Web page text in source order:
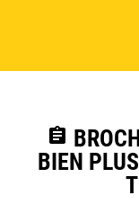
assignment
BIEN